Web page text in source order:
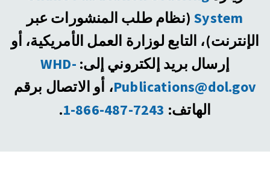
System(نظام طلب المنشورات عبر
الإنترنت)، التابع لوزارة العمل الأمريكية، أو
إرسال بريد إلكتروني إلى: WHD-
Publications@dol.gov، أو الاتصال برقم
الهاتف: ‎1-866-487-7243
.